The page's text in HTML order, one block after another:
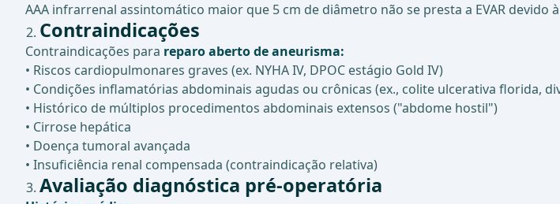
AAA infrarrenal assintomático maior que 5 cm de diâmetro não se presta a EVAR devido
Contraindicações
Contraindicações para reparo aberto de aneurisma:
• Riscos cardiopulmonares graves (ex. NYHA IV, DPOC estágio Gold IV)
• Condições inflamatórias abdominais agudas ou crônicas (ex., colite ulcerativa florida,
• Histórico de múltiplos procedimentos abdominais extensos ("abdome hostil")
• Cirrose hepática
• Doença tumoral avançada
• Insuficiência renal compensada (contraindicação relativa)
Avaliação diagnóstica pré-operatória